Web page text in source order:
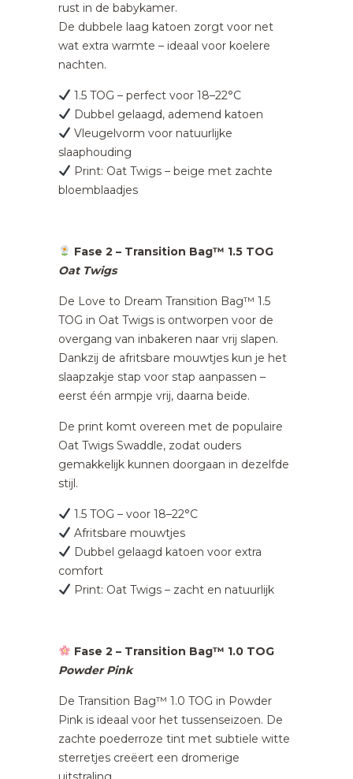
rust in de babykamer.
De dubbele laag katoen zorgt voor net
wat extra warmte – ideaal voor koelere
nachten.
1.5 TOG – perfect voor 18–22°C
Dubbel gelaagd, ademend katoen
Vleugelvorm voor natuurlijke
slaaphouding
Print: Oat Twigs – beige met zachte
bloemblaadjes
Fase 2 – Transition Bag™ 1.5 TOG
Oat Twigs
De Love to Dream Transition Bag™ 1.5
TOG in Oat Twigs is ontworpen voor de
overgang van inbakeren naar vrij slapen.
Dankzij de afritsbare mouwtjes kun je het
slaapzakje stap voor stap aanpassen –
eerst één armpje vrij, daarna beide.
De print komt overeen met de populaire
Oat Twigs Swaddle, zodat ouders
gemakkelijk kunnen doorgaan in dezelfde
stijl.
1.5 TOG – voor 18–22°C
Afritsbare mouwtjes
Dubbel gelaagd katoen voor extra
comfort
Print: Oat Twigs – zacht en natuurlijk
Fase 2 – Transition Bag™ 1.0 TOG
Powder Pink
De Transition Bag™ 1.0 TOG in Powder
Pink is ideaal voor het tussenseizoen. De
zachte poederroze tint met subtiele witte
sterretjes creëert een dromerige